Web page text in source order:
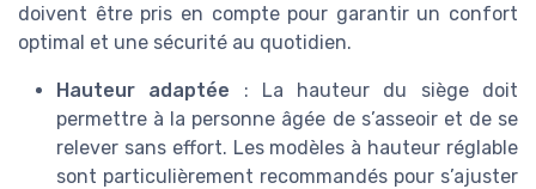
doivent être pris en compte pour garantir un confort
optimal et une sécurité au quotidien.
Hauteur adaptée : La hauteur du siège doit
permettre à la personne âgée de s’asseoir et de se
relever sans effort. Les modèles à hauteur réglable
sont particulièrement recommandés pour s’ajuster